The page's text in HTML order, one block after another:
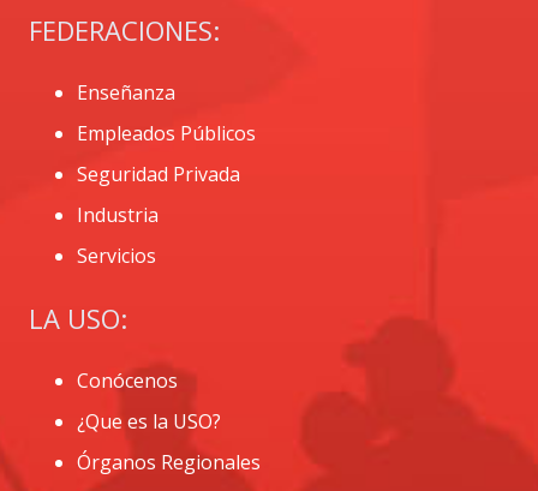
FEDERACIONES:
Enseñanza
Empleados Públicos
Seguridad Privada
Industria
Servicios
LA USO:
Conócenos
¿Que es la USO?
Órganos Regionales